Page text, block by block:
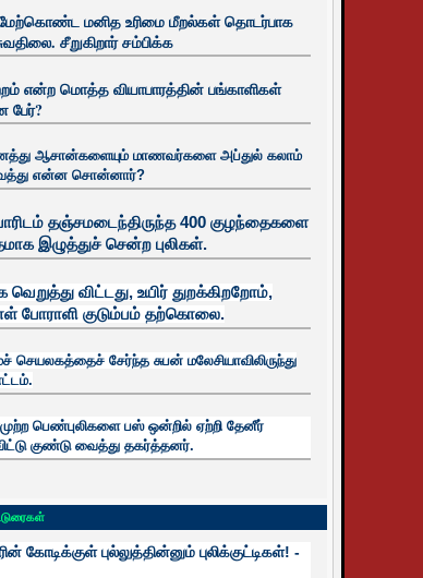
மேற்கொண்ட மனித உரிமை மீறல்கள் தொடர்பாக
சீறுகிறார் சம்பிக்க
என்ற மொத்த வியாபாரத்தின் பங்காளிகள்
ஆசான்களையும் மாணவர்களை அப்துல் கலாம்
என்ன சொன்னார்?
தஞ்சமடைந்திருந்த 400 குழந்தைகளை
இழுத்துச் சென்ற புலிகள்.
விட்டது, உயிர் துறக்கிறறோம்,
போராளி குடும்பம் தற்கொலை.
செயலகத்தைச் சேர்ந்த சுபன் மலேசியாவிலிருந்து
பெண்புலிகளை பஸ் ஒன்றில் ஏற்றி தேனீர்
குண்டு வைத்து தகர்த்தனர்.
கோடிக்குள் புல்லுத்தின்னும் புலிக்குட்டிகள்! -